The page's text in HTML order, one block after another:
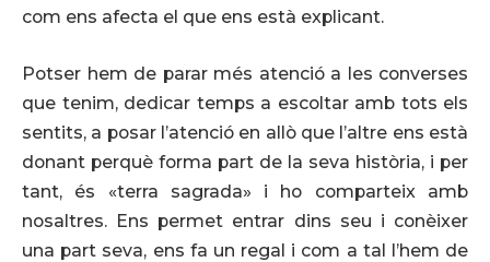
com ens afecta el que ens està explicant.
Potser hem de parar més atenció a les converses
que tenim, dedicar temps a escoltar amb tots els
sentits, a posar l’atenció en allò que l’altre ens està
donant perquè forma part de la seva història, i per
tant, és «terra sagrada» i ho comparteix amb
nosaltres. Ens permet entrar dins seu i conèixer
una part seva, ens fa un regal i com a tal l’hem de